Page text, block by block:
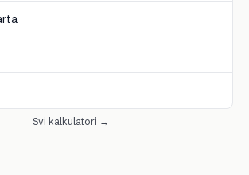
Svi kalkulatori →